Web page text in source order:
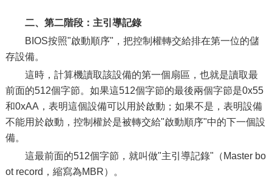
二、第二階段：主引導記錄
BIOS按照"啟動順序"，把控制權轉交給排在第一位的儲
存設備。
這時，計算機讀取該設備的第一個扇區，也就是讀取最
前面的512個字節。如果這512個字節的最後兩個字節是0x55
和0xAA，表明這個設備可以用於啟動；如果不是，表明設備
不能用於啟動，控制權於是被轉交給"啟動順序"中的下一個設
備。
這最前面的512個字節，就叫做"主引導記錄"（Master bo
ot record，縮寫為MBR）。